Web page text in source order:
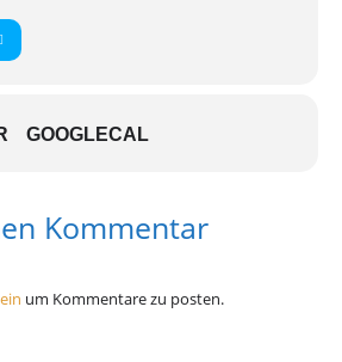
GOOGLECAL
Kommentar
um Kommentare zu posten.